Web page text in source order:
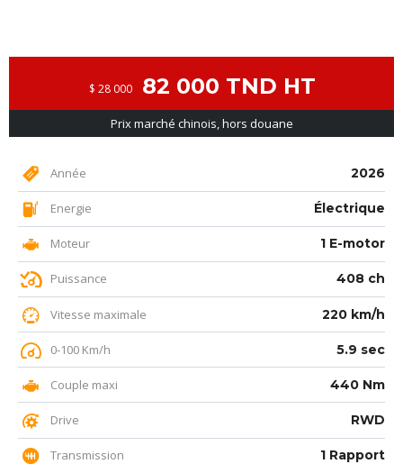
82 000 TND HT
$ 28 000
Prix marché chinois, hors douane
Année 2026
Energie Électrique
Moteur 1 E-motor
Puissance 408 ch
Vitesse maximale 220 km/h
0-100 Km/h 5.9 sec
Couple maxi 440 Nm
Drive RWD
Transmission 1 Rapport